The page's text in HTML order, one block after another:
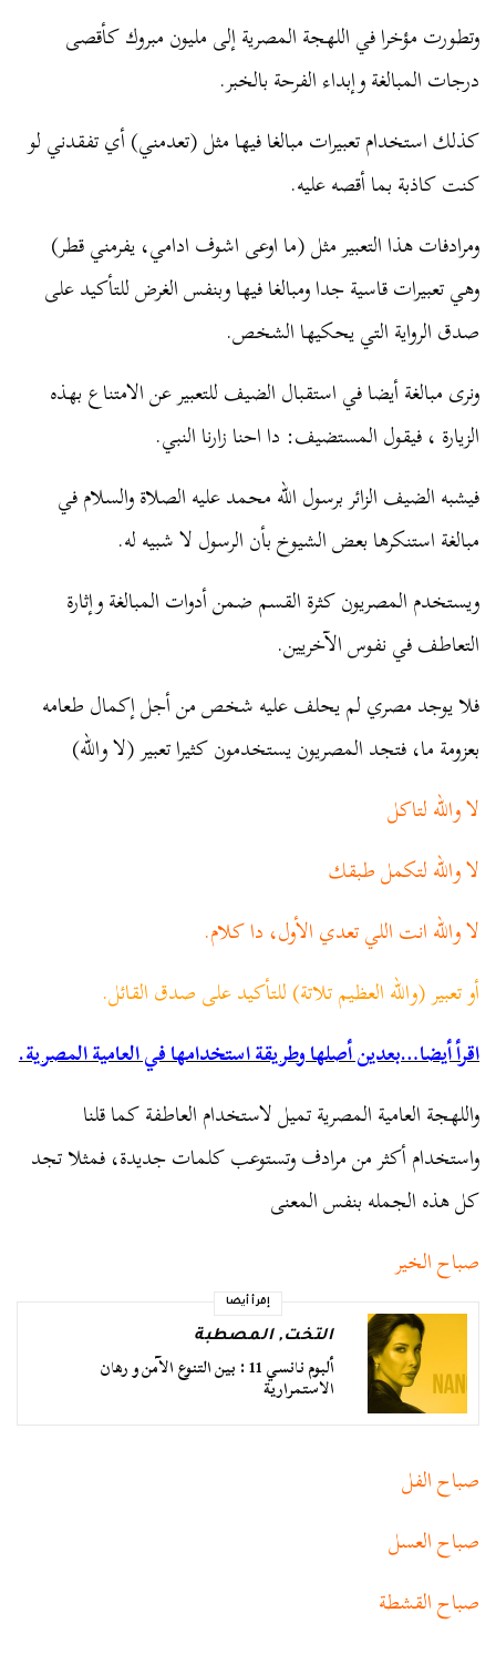
وتطورت مؤخرا في اللهجة المصرية إلى مليون مبروك كأقصى
درجات المبالغة وإبداء الفرحة بالخبر.
كذلك استخدام تعبيرات مبالغا فيها مثل (تعدمني) أي تفقدني لو
كنت كاذبة بما أقصه عليه.
ومرادفات هذا التعبير مثل (ما اوعى اشوف ادامي، يفرمني قطر)
وهي تعبيرات قاسية جدا ومبالغا فيها وبنفس الغرض للتأكيد على
صدق الرواية التي يحكيها الشخص.
ونرى مبالغة أيضا في استقبال الضيف للتعبير عن الامتناع بهذه
الزيارة ، فيقول المستضيف: دا احنا زارنا النبي.
فيشبه الضيف الزائر برسول الله محمد عليه الصلاة والسلام في
مبالغة استنكرها بعض الشيوخ بأن الرسول لا شبيه له.
ويستخدم المصريون كثرة القسم ضمن أدوات المبالغة وإثارة
التعاطف في نفوس الآخريين.
فلا يوجد مصري لم يحلف عليه شخص من أجل إكمال طعامه
بعزومة ما، فتجد المصريون يستخدمون كثيرا تعبير (لا والله)
لا والله لتاكل
لا والله لتكمل طبقك
لا والله انت اللي تعدي الأول، دا كلام.
أو تعبير (والله العظيم تلاتة) للتأكيد على صدق القائل.
اقرأ أيضا…بعدين أصلها وطريقة استخدامها في العامية المصرية.
واللهجة العامية المصرية تميل لاستخدام العاطفة كما قلنا
واستخدام أكثر من مرادف وتستوعب كلمات جديدة، فمثلا تجد
كل هذه الجمله بنفس المعنى
صباح الخير
إقرأ أيضا
التخت,المصطبة
ألبوم نانسي 11 : بين التنوع الآمن و رهان
الاستمرارية
صباح الفل
صباح العسل
صباح القشطة